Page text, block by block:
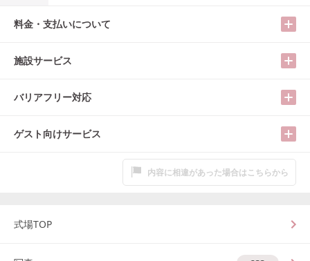
料金・支払いについて
施設サービス
バリアフリー対応
ゲスト向けサービス
内容に相違があった場合はこちらから
式場TOP